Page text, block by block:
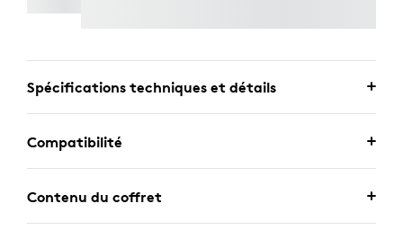
Spécifications techniques et détails
Compatibilité
Contenu du coffret